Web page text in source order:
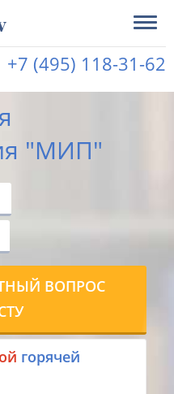
+7 (495) 118-31-62
"МИП"
ВОПРОС
горячей